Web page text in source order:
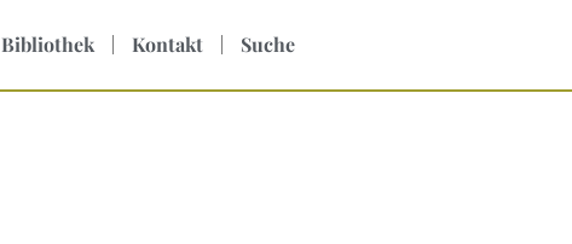
Bibliothek Kontakt Suche